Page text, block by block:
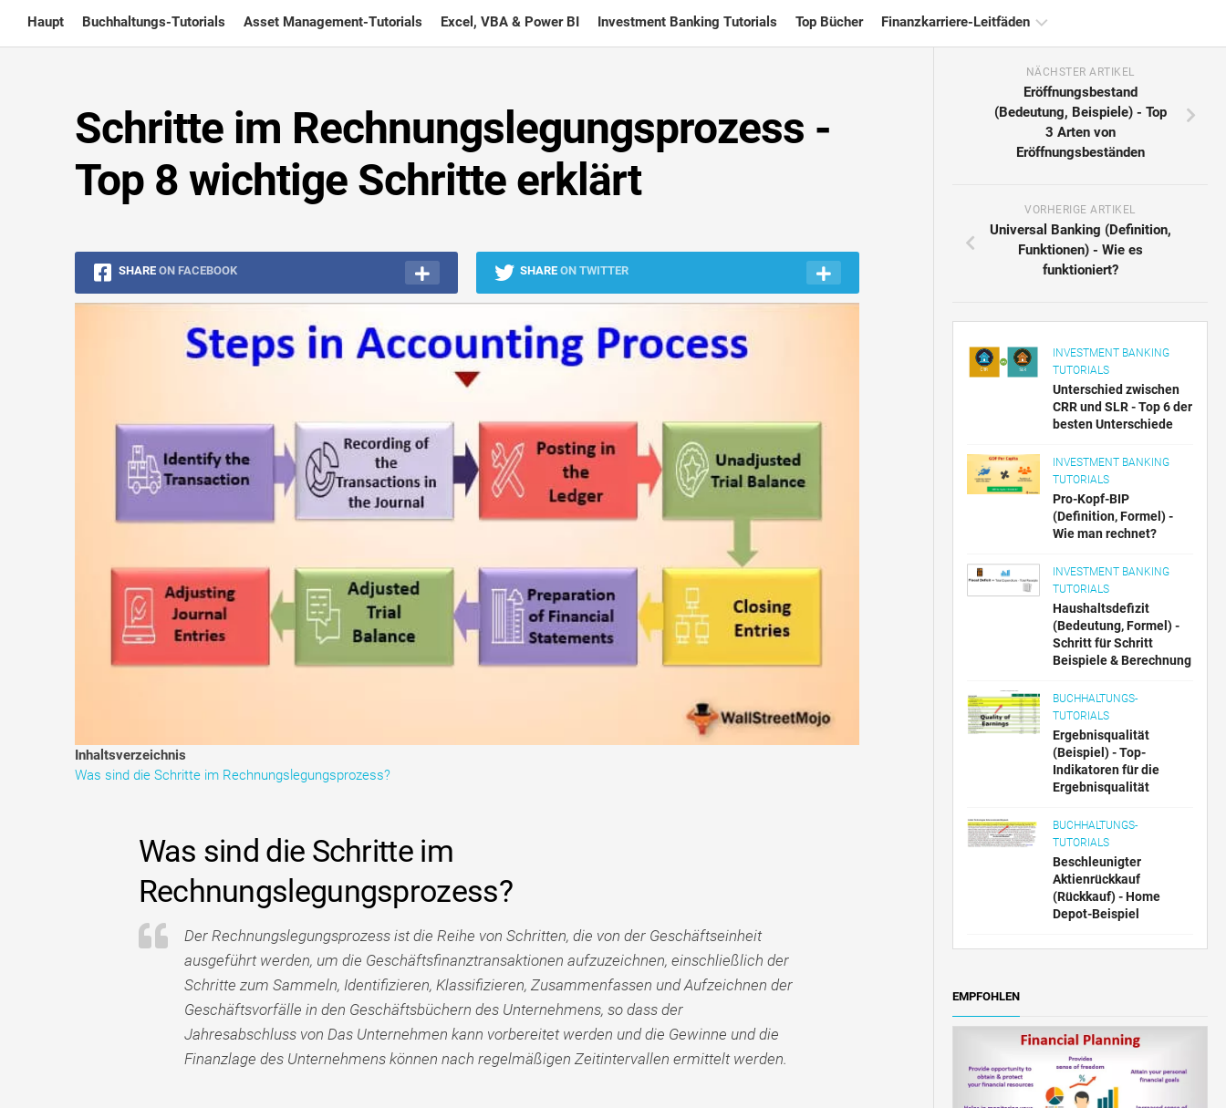
content
Haupt Buchhaltungs-Tutorials Asset Management-Tutorials Excel, VBA & Power BI Investment Banking Tutorials Top Bücher Finanzkarriere-Leitfäden
Vollständige
Schritte im Rechnungslegungsprozess -
Top 8 wichtige Schritte erklärt
SHARE ON FACEBOOK SHARE ON TWITTER
Inhaltsverzeichnis
Was sind die Schritte im Rechnungslegungsprozess?
Was sind die Schritte im
Rechnungslegungsprozess?
Der Rechnungslegungsprozess ist die Reihe von Schritten, die von der Geschäftseinheit
ausgeführt werden, um die Geschäftsfinanztransaktionen aufzuzeichnen, einschließlich der
Schritte zum Sammeln, Identifizieren, Klassifizieren, Zusammenfassen und Aufzeichnen der
Geschäftsvorfälle in den Geschäftsbüchern des Unternehmens, so dass der
Jahresabschluss von Das Unternehmen kann vorbereitet werden und die Gewinne und die
Finanzlage des Unternehmens können nach regelmäßigen Zeitintervallen ermittelt werden.
NÄCHSTER ARTIKEL
Eröffnungsbestand
(Bedeutung, Beispiele) - Top
3 Arten von
Eröffnungsbeständen
VORHERIGE ARTIKEL
Universal Banking (Definition,
Funktionen) - Wie es
funktioniert?
INVESTMENT BANKING
TUTORIALS
Unterschied zwischen
CRR und SLR - Top 6 der
besten Unterschiede
INVESTMENT BANKING
TUTORIALS
Pro-Kopf-BIP
(Definition, Formel) -
Wie man rechnet?
INVESTMENT BANKING
TUTORIALS
Haushaltsdefizit
(Bedeutung, Formel) -
Schritt für Schritt
Beispiele & Berechnung
BUCHHALTUNGS-
TUTORIALS
Ergebnisqualität
(Beispiel) - Top-
Indikatoren für die
Ergebnisqualität
BUCHHALTUNGS-
TUTORIALS
Beschleunigter
Aktienrückkauf
(Rückkauf) - Home
Depot-Beispiel
EMPFOHLEN